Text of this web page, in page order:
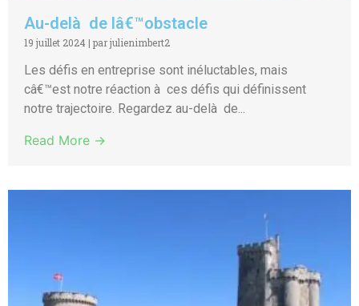
Au-delà de lâ€™obstacle
19 juillet 2024 | par julienimbert2
Les défis en entreprise sont inéluctables, mais
câ€™est notre réaction à ces défis qui définissent
notre trajectoire. Regardez au-delà de...
Read More →